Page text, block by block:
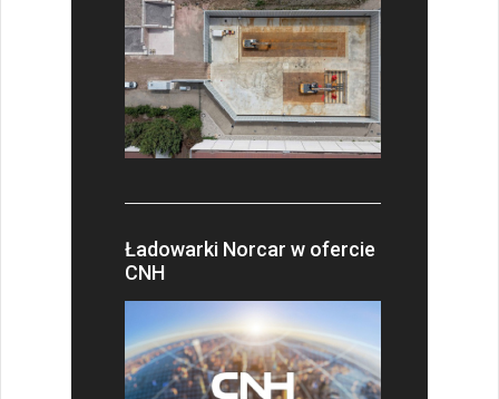
Ładowarki Norcar w ofercie
CNH